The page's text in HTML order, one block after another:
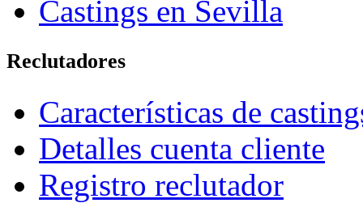
Castings en Sevilla
Reclutadores
Características de
Detalles cuenta cliente
Registro reclutador